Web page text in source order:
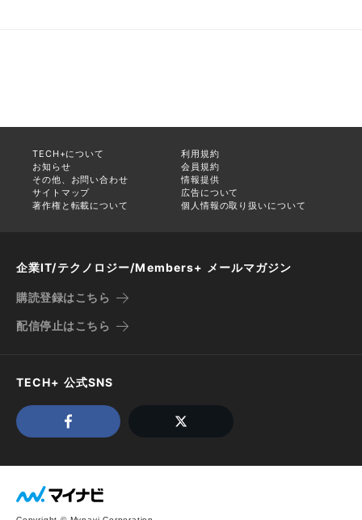
TECH+について
利用規約
お知らせ
会員規約
その他、お問い合わせ
情報提供
サイトマップ
広告について
著作権と転載について
個人情報の取り扱いについて
企業IT/テクノロジー/Members+ メールマガジン
購読登録はこちら
配信停止はこちら
TECH+ 公式SNS